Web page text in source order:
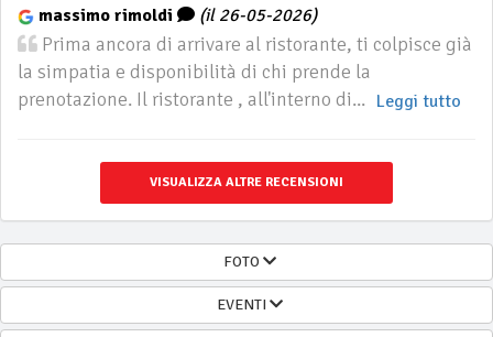
massimo rimoldi (il 26-05-2026)
Prima ancora di arrivare al ristorante, ti colpisce già
la simpatia e disponibilità di chi prende la
prenotazione. Il ristorante , all'interno di... Leggi tutto
VISUALIZZA ALTRE RECENSIONI
FOTO
EVENTI